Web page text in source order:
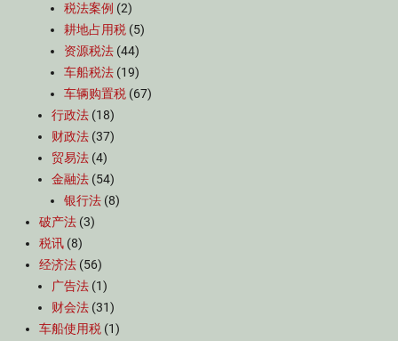
税法案例 (2)
耕地占用税 (5)
资源税法 (44)
车船税法 (19)
车辆购置税 (67)
行政法 (18)
财政法 (37)
贸易法 (4)
金融法 (54)
银行法 (8)
破产法 (3)
税讯 (8)
经济法 (56)
广告法 (1)
财会法 (31)
车船使用税 (1)